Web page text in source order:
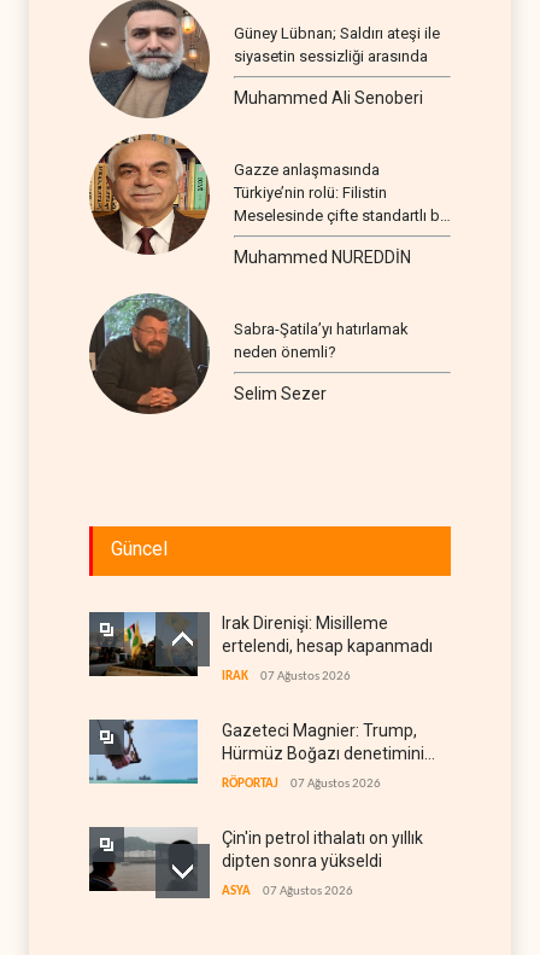
Güney Lübnan; Saldırı ateşi ile
siyasetin sessizliği arasında
Muhammed Ali Senoberi
Gazze anlaşmasında
Türkiye’nin rolü: Filistin
Meselesinde çifte standartlı bir
seyir
Muhammed NUREDDİN
Sabra-Şatila’yı hatırlamak
neden önemli?
Selim Sezer
Güncel
Irak Direnişi: Misilleme
ertelendi, hesap kapanmadı
IRAK 07 Ağustos 2026
Gazeteci Magnier: Trump,
Hürmüz Boğazı denetimini
doğrudan İran ve Umman'a
RÖPORTAJ 07 Ağustos 2026
Çin'in petrol ithalatı on yıllık
dipten sonra yükseldi
ASYA 07 Ağustos 2026